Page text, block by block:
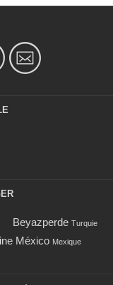
Beyazperde Turquie
México Mexique